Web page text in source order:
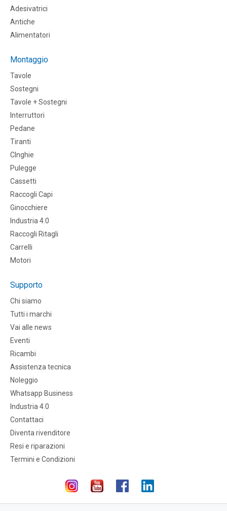
Adesivatrici
Antiche
Alimentatori
Montaggio
Tavole
Sostegni
Tavole + Sostegni
Interruttori
Pedane
Tiranti
CInghie
Pulegge
Cassetti
Raccogli Capi
Ginocchiere
Industria 4.0
Raccogli Ritagli
Carrelli
Motori
Supporto
Chi siamo
Tutti i marchi
Vai alle news
Eventi
Ricambi
Assistenza tecnica
Noleggio
Whatsapp Business
Industria 4.0
Contattaci
Diventa rivenditore
Resi e riparazioni
Termini e Condizioni